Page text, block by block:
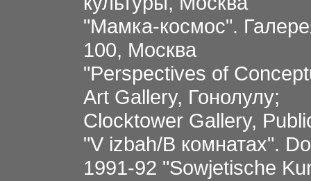
"Мамка-космос".
100, Москва
"Perspectives of
Art Gallery, Гонолулу;
Clocktower Gallery,
"V izbah/В комнатах".
1991-92 "Sowjetische